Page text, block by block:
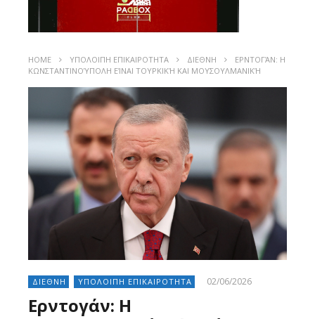
HOME ΥΠΟΛΟΙΠΗ ΕΠΙΚΑΙΡΟΤΗΤΑ ΔΙΕΘΝΗ
ΕΡΝΤΟΓΆΝ: Η
ΚΩΝΣΤΑΝΤΙΝΟΎΠΟΛΗ ΕΊΝΑΙ ΤΟΥΡΚΙΚΉ ΚΑΙ ΜΟΥΣΟΥΛΜΑΝΙΚΉ
ΔΙΕΘΝΗ ΥΠΟΛΟΙΠΗ ΕΠΙΚΑΙΡΟΤΗΤΑ 02/06/2026
Ερντογάν: Η